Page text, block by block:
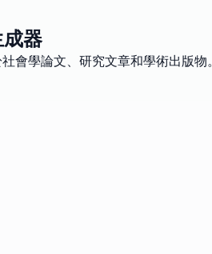
器
會學論文、研究文章和學術出版物。